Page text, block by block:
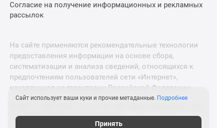
Согласие на получение информационных и рекламных
рассылок
На сайте применяются рекомендательные технологии
предоставления информации на основе сбора,
систематизации и анализа сведений, относящихся к
предпочтениям пользователей сети «Интернет»,
находящихся на территории Российской Федерации.
что нужно знать о новостройках
Сайт использует ваши куки и прочие метаданные. Подробнее
Принять